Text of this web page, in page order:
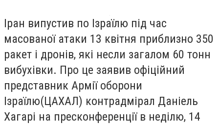
Іран випустив по Ізраїлю під час
масованої атаки 13 квітня приблизно 350
ракет і дронів, які несли загалом 60 тонн
вибухівки. Про це заявив офіційний
представник Армії оборони
Ізраїлю(ЦАХАЛ) контрадмірал Даніель
Хагарі на пресконференції в неділю, 14